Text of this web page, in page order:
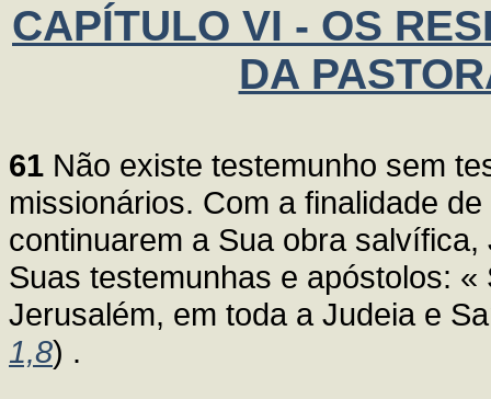
CAPÍTULO VI - OS
DA
61 Não existe testemunho sem
missionários. Com a finalidade
continuarem a Sua obra
Suas testemunhas e apóstolos:
Jerusalém, em toda a Judeia e
1,8) .